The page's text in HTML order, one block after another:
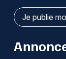
Je publie